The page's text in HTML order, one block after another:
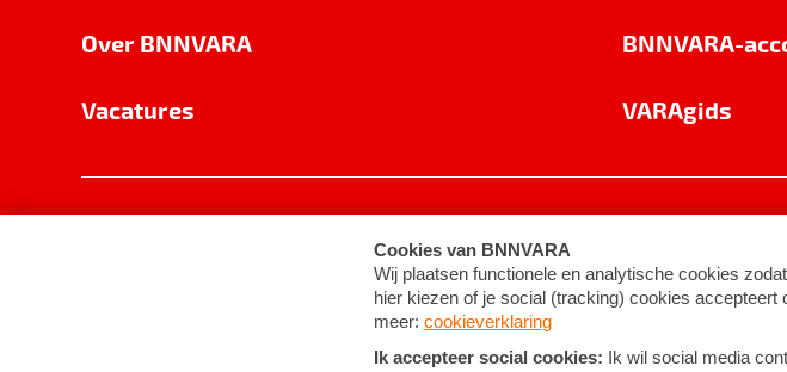
Over BNNVARA
Vacatures
BNNVARA-
VARAgids
Cookie-instellingen Algemene voorwaarden ©2026